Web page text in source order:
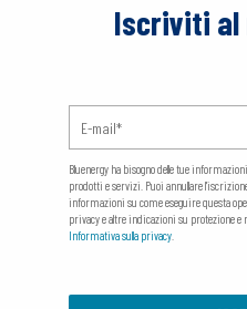
Iscriviti al
Bluenergy ha bisogno delle tue
prodotti e servizi. Puoi annullare
informazioni su come eseguire questa
privacy e altre indicazioni su protezione e
Informativa sulla privacy